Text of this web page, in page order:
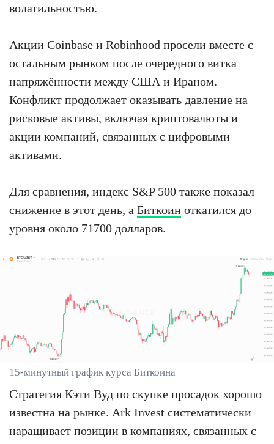
волатильностью.
Акции Coinbase и Robinhood просели вместе с
остальным рынком после очередного витка
напряжённости между США и Ираном.
Конфликт продолжает оказывать давление на
рисковые активы, включая криптовалюты и
акции компаний, связанных с цифровыми
активами.
Для сравнения, индекс S&P 500 также показал
снижение в этот день, а Биткоин откатился до
уровня около 71700 долларов.
15-минутный график курса Биткоина
Стратегия Кэти Вуд по скупке просадок хорошо
известна на рынке. Ark Invest систематически
наращивает позиции в компаниях, связанных с